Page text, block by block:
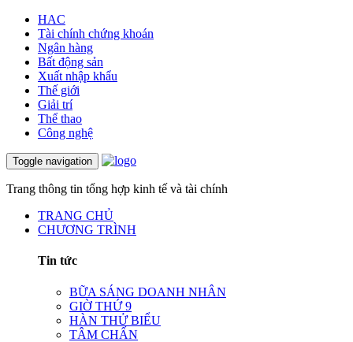
HAC
Tài chính chứng khoán
Ngân hàng
Bất động sản
Xuất nhập khẩu
Thế giới
Giải trí
Thể thao
Công nghệ
Toggle navigation
Trang thông tin tổng hợp kinh tế và tài chính
TRANG CHỦ
CHƯƠNG TRÌNH
Tin tức
BỮA SÁNG DOANH NHÂN
GIỜ THỨ 9
HÀN THỬ BIỂU
TÂM CHẤN